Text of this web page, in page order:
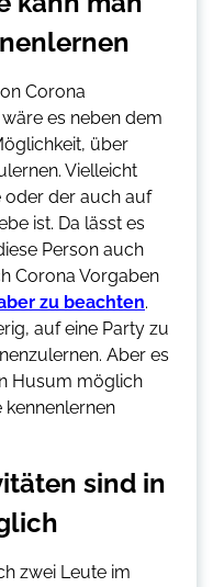
Corona
es neben dem
über
Vielleicht
oder der auch auf
ist. Da lässt es
Person auch
Corona Vorgaben
zu beachten.
auf eine Party zu
Aber es
Husum möglich
kennenlernen
sind in
zwei Leute im